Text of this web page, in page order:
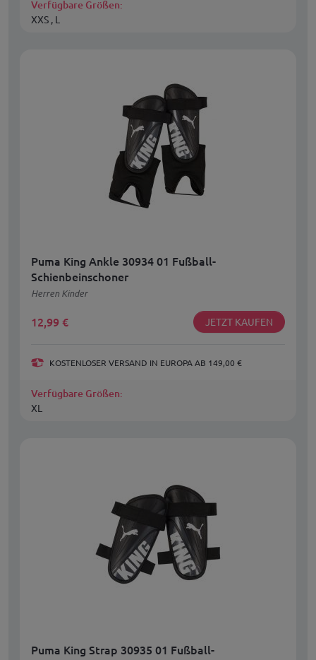
Verfügbare Größen:
XXS , L
Puma King Ankle 30934 01 Fußball-
Schienbeinschoner
Herren Kinder
12,99 € JETZT KAUFEN
KOSTENLOSER VERSAND IN EUROPA AB 149,00 €
Verfügbare Größen:
XL
Puma King Strap 30935 01 Fußball-